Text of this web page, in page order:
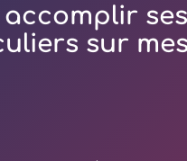
ses
sur